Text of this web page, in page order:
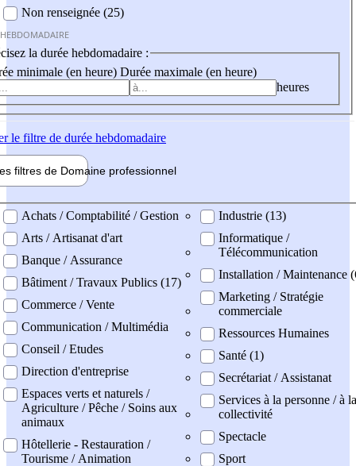
Non renseignée (25)
la durée hebdomadaire :
minimale (en heure) Durée maximale (en heure)
heures
le filtre de durée hebdomadaire
filtres de Domaine professionnel
professionel
Achats / Comptabilité / Gestion
Arts / Artisanat d'art
Banque / Assurance
Bâtiment / Travaux Publics (17)
Commerce / Vente
Communication / Multimédia
Conseil / Etudes
Direction d'entreprise
Espaces verts et naturels /
Agriculture / Pêche / Soins aux
animaux
Hôtellerie - Restauration /
Tourisme / Animation
Industrie (13)
Informatique /
Télécommunication
Installation / Maintenance
Marketing / Stratégie
commerciale
Ressources Humaines
Santé (1)
Secrétariat / Assistanat
Services à la personne / à la
collectivité
Spectacle
Sport